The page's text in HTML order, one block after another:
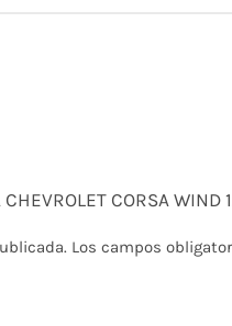
CORSA WIND
Los campos